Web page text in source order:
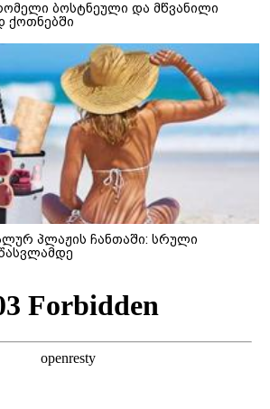
ბოსტნეული და მწვანილი
ქოთნებში
პლაჟის ჩანთაში: სრული